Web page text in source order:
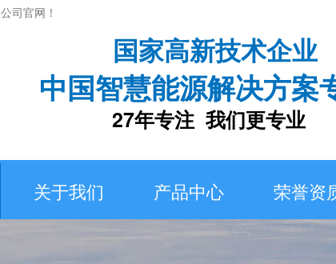
国家高新技术企业
中国智慧能源解决方案
27年专注 我们更专业
司官网！
关于我们 产品中心 荣誉资